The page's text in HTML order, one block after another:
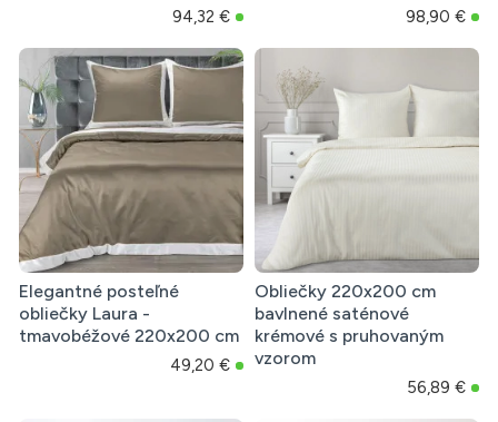
94,32 € 98,90 €
Elegantné posteľné
obliečky Laura -
tmavobéžové 220x200 cm
49,20 €
Obliečky 220x200 cm
bavlnené saténové
krémové s pruhovaným
vzorom
56,89 €